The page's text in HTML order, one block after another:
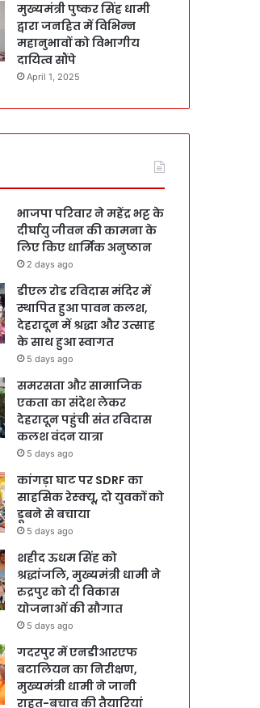
मुख्यमंत्री पुष्कर सिंह धामी
द्वारा जनहित में विभिन्न
महानुभावों को विभागीय
दायित्व सौंपे
April 1, 2025
भाजपा परिवार ने महेंद्र भट्ट के
दीर्घायु जीवन की कामना के
लिए किए धार्मिक अनुष्ठान
2 days ago
डीएल रोड रविदास मंदिर में
स्थापित हुआ पावन कलश,
देहरादून में श्रद्धा और उत्साह
के साथ हुआ स्वागत
5 days ago
समरसता और सामाजिक
एकता का संदेश लेकर
देहरादून पहुंची संत रविदास
कलश वंदन यात्रा
5 days ago
कांगड़ा घाट पर SDRF का
साहसिक रेस्क्यू, दो युवकों को
डूबने से बचाया
5 days ago
शहीद ऊधम सिंह को
श्रद्धांजलि, मुख्यमंत्री धामी ने
रुद्रपुर को दी विकास
योजनाओं की सौगात
5 days ago
गदरपुर में एनडीआरएफ
बटालियन का निरीक्षण,
मुख्यमंत्री धामी ने जानी
राहत-बचाव की तैयारियां